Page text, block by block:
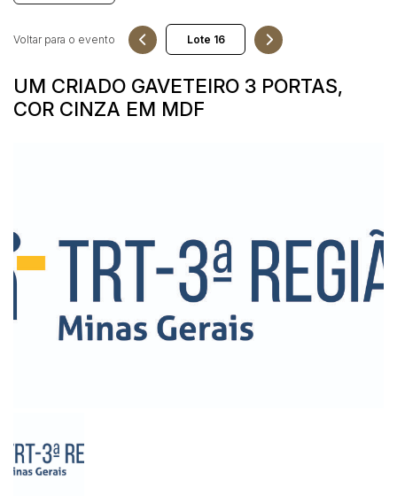
UM CRIADO GAVETEIRO 3 PORTAS,
COR CINZA EM MDF
Voltar para o evento